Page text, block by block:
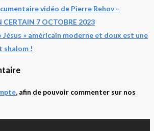
vidéo de Pierre Rehov –
7 OCTOBRE 2023
Jésus » américain moderne et doux est une
shalom !
, afin de pouvoir commenter sur nos